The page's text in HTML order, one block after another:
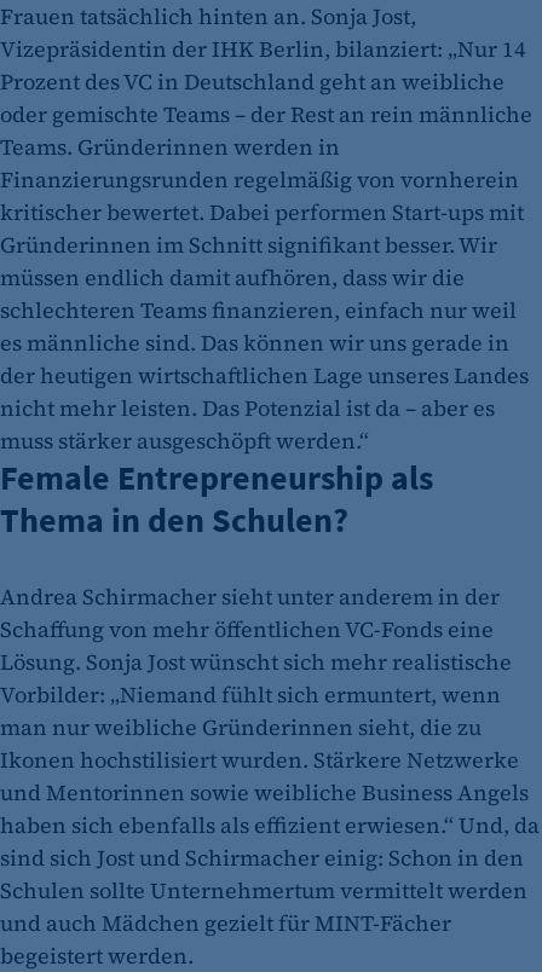
Frauen tatsächlich hinten an. Sonja Jost,
Vizepräsidentin der IHK Berlin, bilanziert: „Nur 14
Prozent des VC in Deutschland geht an weibliche
oder gemischte Teams – der Rest an rein männliche
Teams. Gründerinnen werden in
Finanzierungsrunden regelmäßig von vornherein
kritischer bewertet. Dabei performen Start-ups mit
Gründerinnen im Schnitt signifikant besser. Wir
müssen endlich damit aufhören, dass wir die
schlechteren Teams finanzieren, einfach nur weil
es männliche sind. Das können wir uns gerade in
der heutigen wirtschaftlichen Lage unseres Landes
nicht mehr leisten. Das Potenzial ist da – aber es
muss stärker ausgeschöpft werden.“
Female Entrepreneurship als
Thema in den Schulen?
Andrea Schirmacher sieht unter anderem in der
Schaffung von mehr öffentlichen VC-Fonds eine
Lösung. Sonja Jost wünscht sich mehr realistische
Vorbilder: „Niemand fühlt sich ermuntert, wenn
man nur weibliche Gründerinnen sieht, die zu
Ikonen hochstilisiert wurden. Stärkere Netzwerke
und Mentorinnen sowie weibliche Business Angels
haben sich ebenfalls als effizient erwiesen.“ Und, da
sind sich Jost und Schirmacher einig: Schon in den
Schulen sollte Unternehmertum vermittelt werden
und auch Mädchen gezielt für MINT-Fächer
begeistert werden.